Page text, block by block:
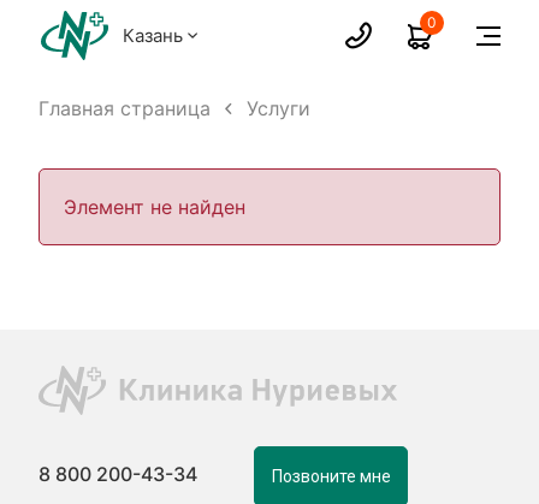
Казань
0
Главная страница Услуги
Элемент не найден
8 800 200-43-34 Позвоните мне